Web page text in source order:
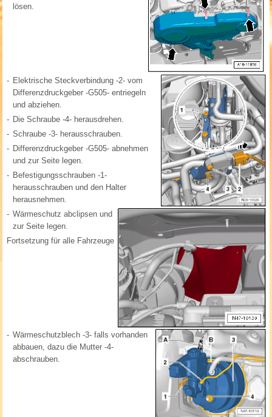
lösen.
- Elektrische Steckverbindung -2- vom
Differenzdruckgeber -G505- entriegeln
und abziehen.
- Die Schraube -4- herausdrehen.
- Schraube -3- herausschrauben.
- Differenzdruckgeber -G505- abnehmen
und zur Seite legen.
- Befestigungsschrauben -1-
herausschrauben und den Halter
herausnehmen.
- Wärmeschutz abclipsen und
zur Seite legen.
Fortsetzung für alle Fahrzeuge
- Wärmeschutzblech -3- falls vorhanden
abbauen, dazu die Mutter -4-
abschrauben.